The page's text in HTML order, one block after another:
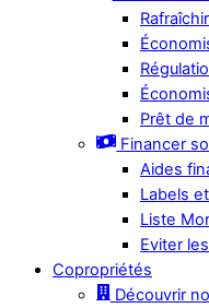
Prêt de
Financer
Aides
Labels
Liste
Eviter
Copropriétés
Découvrir